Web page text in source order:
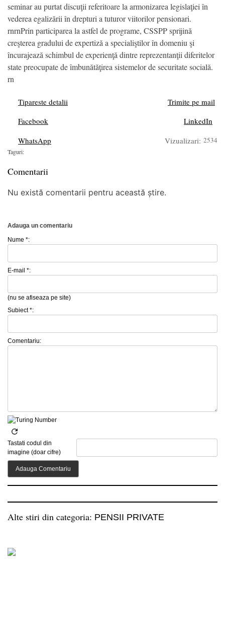
seminar au purtat discuţii referitoare la armonizarea legislaţiei în
vederea egalizării în drepturi a tuturor viitorilor pensionari.
rnrnPrin participarea la astfel de programe, CSSPP sprijină
creşterea gradului de expertiză a specialiştilor în domeniu şi
încurajează schimbul de experienţă dintre reprezentanţii diferitelor
state preocupate de îmbunătăţirea sistemelor de securitate socială.
rn
Tipareste detalii
Trimite pe mail
Facebook
LinkedIn
WhatsApp
Vizualizari: 2534
Taguri:
Comentarii
Nu există comentarii pentru această știre.
Adauga un comentariu
Nume *:
E-mail *:
(nu se afiseaza pe site)
Subiect *:
Comentariu:
Tastati codul din
imagine (doar cifre)
Alte stiri din categoria: PENSII PRIVATE